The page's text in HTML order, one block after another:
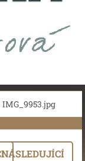
IMG_9953.jpg
NÁSLEDUJÍCÍ